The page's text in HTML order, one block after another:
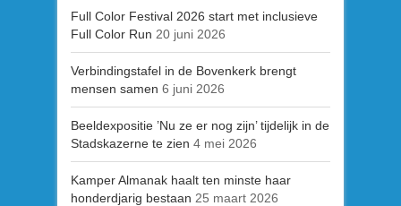
Full Color Festival 2026 start met inclusieve
Full Color Run 20 juni 2026
Verbindingstafel in de Bovenkerk brengt
mensen samen 6 juni 2026
Beeldexpositie ’Nu ze er nog zijn’ tijdelijk in de
Stadskazerne te zien 4 mei 2026
Kamper Almanak haalt ten minste haar
honderdjarig bestaan 25 maart 2026